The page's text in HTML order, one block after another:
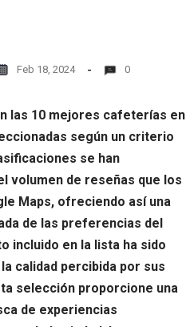
Feb 18, 2024 0
las 10 mejores cafeterías en
según un criterio
se han
volumen de reseñas que los
Maps, ofreciendo así una
de las preferencias del
incluido en la lista ha sido
calidad percibida por sus
selección proporcione una
de experiencias